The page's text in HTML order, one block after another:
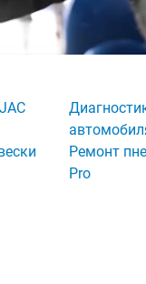
Ремонт
Pro